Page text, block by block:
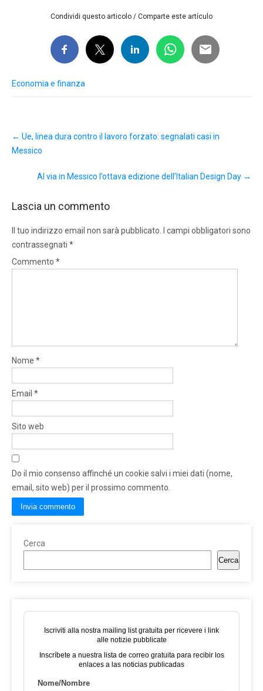
Condividi questo articolo / Comparte este artículo
Economia e finanza
navigation
← Ue, linea dura contro il lavoro forzato: segnalati casi in
Messico
Al via in Messico l’ottava edizione dell’Italian Design Day →
Lascia un commento
Il tuo indirizzo email non sarà pubblicato.
I campi obbligatori sono
contrassegnati *
Commento *
Nome *
Email *
Sito web
Do il mio consenso affinché un cookie salvi i miei dati (nome,
email, sito web) per il prossimo commento.
Cerca
Cerca
Iscriviti alla nostra mailing list gratuita per ricevere i link
alle notizie pubblicate
Inscríbete a nuestra lista de correo gratuita para recibir los
enlaces a las noticias publicadas
Nome/Nombre